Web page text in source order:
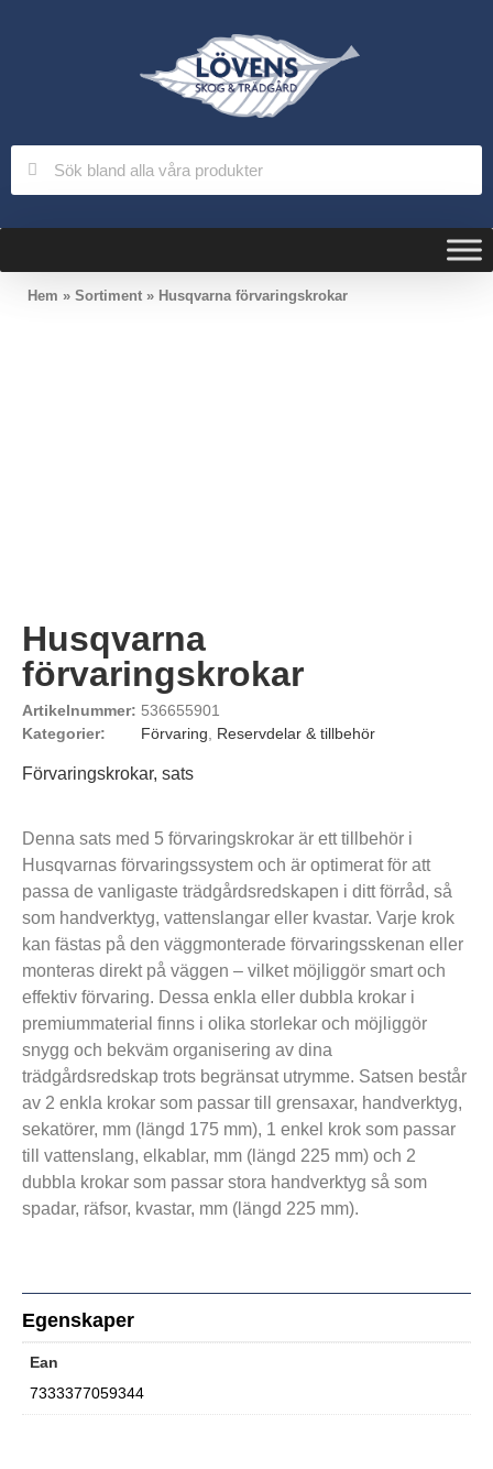
Hem » Sortiment » Husqvarna förvaringskrokar
Husqvarna
förvaringskrokar
Artikelnummer: 536655901
Kategorier:
Förvaring Reservdelar & tillbehör
Förvaringskrokar, sats
Denna sats med 5 förvaringskrokar är ett tillbehör i
Husqvarnas förvaringssystem och är optimerat för att
passa de vanligaste trädgårdsredskapen i ditt förråd, så
som handverktyg, vattenslangar eller kvastar. Varje krok
kan fästas på den väggmonterade förvaringsskenan eller
monteras direkt på väggen – vilket möjliggör smart och
effektiv förvaring. Dessa enkla eller dubbla krokar i
premiummaterial finns i olika storlekar och möjliggör
snygg och bekväm organisering av dina
trädgårdsredskap trots begränsat utrymme. Satsen består
av 2 enkla krokar som passar till grensaxar, handverktyg,
sekatörer, mm (längd 175 mm), 1 enkel krok som passar
till vattenslang, elkablar, mm (längd 225 mm) och 2
dubbla krokar som passar stora handverktyg så som
spadar, räfsor, kvastar, mm (längd 225 mm).
Egenskaper
Ean
7333377059344